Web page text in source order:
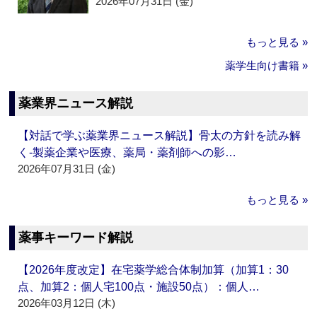
もっと見る »
薬学生向け書籍 »
薬業界ニュース解説
【対話で学ぶ薬業界ニュース解説】骨太の方針を読み解
く‐製薬企業や医療、薬局・薬剤師への影…
2026年07月31日 (金)
もっと見る »
薬事キーワード解説
【2026年度改定】在宅薬学総合体制加算（加算1：30
点、加算2：個人宅100点・施設50点）：個人…
2026年03月12日 (木)